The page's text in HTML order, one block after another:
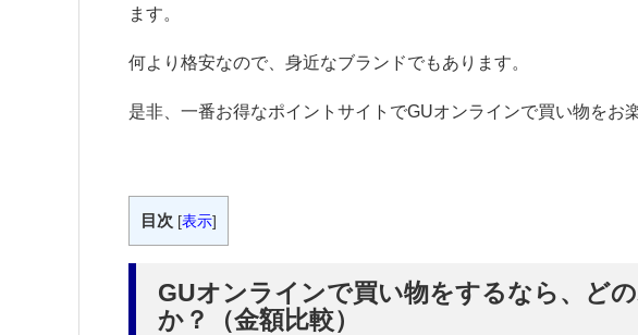
ます。
何より格安なので、身近なブランドでもあります。
是非、一番お得なポイントサイトでGUオンラインで買い物をお
目次 [表示]
GUオンラインで買い物をするなら、ど
か？（金額比較）